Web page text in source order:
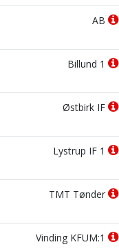
AB
Billund 1
Østbirk IF
Lystrup IF 1
TMT Tønder
Vinding KFUM:1